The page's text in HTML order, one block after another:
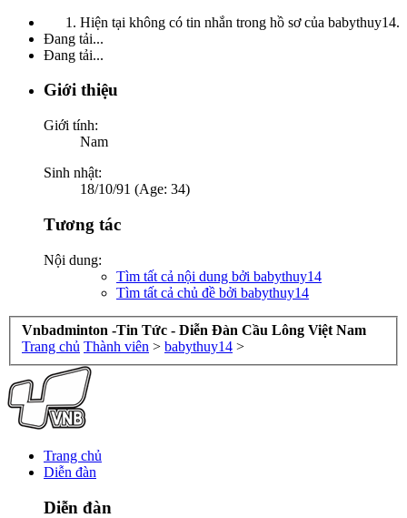
Hiện tại không có tin nhắn trong hồ sơ của babythuy14.
Đang tải...
Đang tải...
Giới thiệu
Giới tính:
Nam
Sinh nhật:
18/10/91 (Age: 34)
Tương tác
Nội dung:
Tìm tất cả nội dung bởi babythuy14
Tìm tất cả chủ đề bởi babythuy14
Vnbadminton -Tin Tức - Diễn Đàn Cầu Lông Việt Nam
Trang chủ Thành viên > babythuy14 >
Trang chủ
Diễn đàn
Diễn đàn